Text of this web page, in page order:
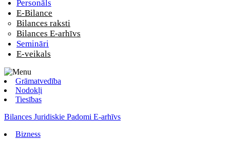
Personāls
E-Bilance
Bilances raksti
Bilances E-arhīvs
Semināri
E-veikals
Grāmatvedība
Nodokļi
Tiesības
Bilances Juridiskie Padomi E-arhīvs
Bizness